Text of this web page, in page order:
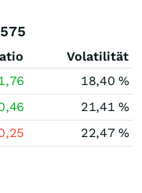
Volatilität
18,40 %
21,41 %
22,47 %